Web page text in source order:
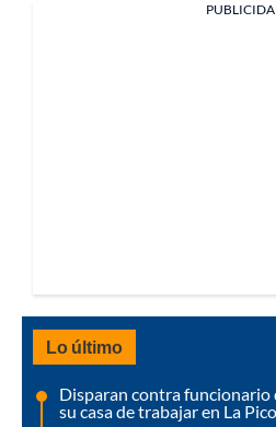
Lo último
Disparan contra funcionario
su casa de trabajar en La